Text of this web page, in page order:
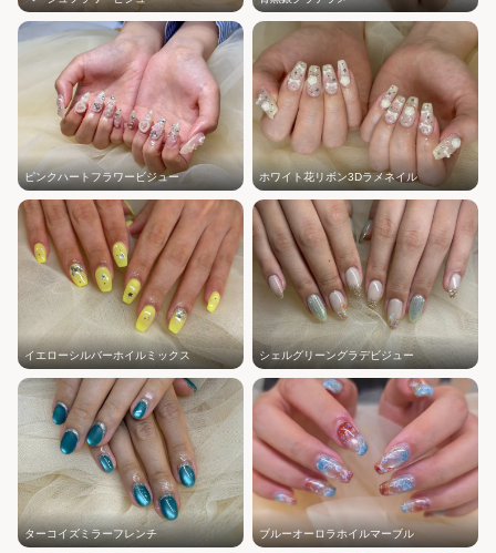
ピンクハートフラワービジュー ホワイト花リボン3Dラメネイル
イエローシルバーホイルミックス シェルグリーングラデビジュー
ターコイズミラーフレンチ ブルーオーロラホイルマーブル